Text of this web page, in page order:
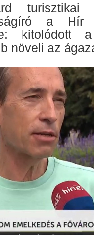
turisztikai
a Hír
kitolódott
növeli az